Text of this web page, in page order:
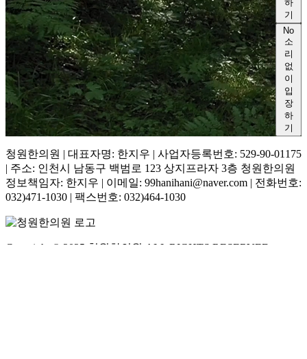
하
기
No
소
리
없
이
입
장
하
기
청원한의원 | 대표자명: 한지우 | 사업자등록번호: 529-90-01175
| 주소: 인천시 남동구 백범로 123 상지프라자 3층 청원한의원
정보책임자: 한지우 | 이메일: 99hanihani@naver.com | 전화번호:
032)471-1030 | 팩스번호: 032)464-1030
Copyright © 2025 청원한의원 ALL RIGHTS RESERVED.